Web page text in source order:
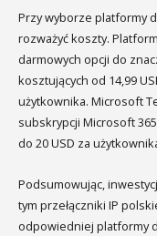
Przy wyborze platformy
rozważyć koszty.
darmowych opcji do
kosztujących od 14,99
użytkownika. Microsoft
subskrypcji Microsoft
do 20 USD za
Podsumowując,
tym przełączniki IP
odpowiedniej platformy